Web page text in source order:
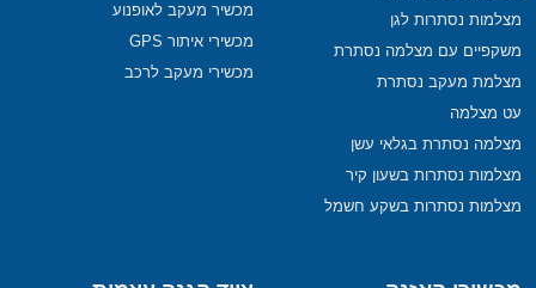
מצלמות נסתרות לגן
משקפיים עם מצלמה נסתרת
מצלמת מעקב נסתרת
עט מצלמה
מצלמה נסתרת בגלאי עשן
מצלמות נסתרות בשעון קיר
מצלמות נסתרות בשקע חשמל
מכשיר מעקב לאופנוע
מכשירי איתור GPS
מכשירי מעקב לרכב